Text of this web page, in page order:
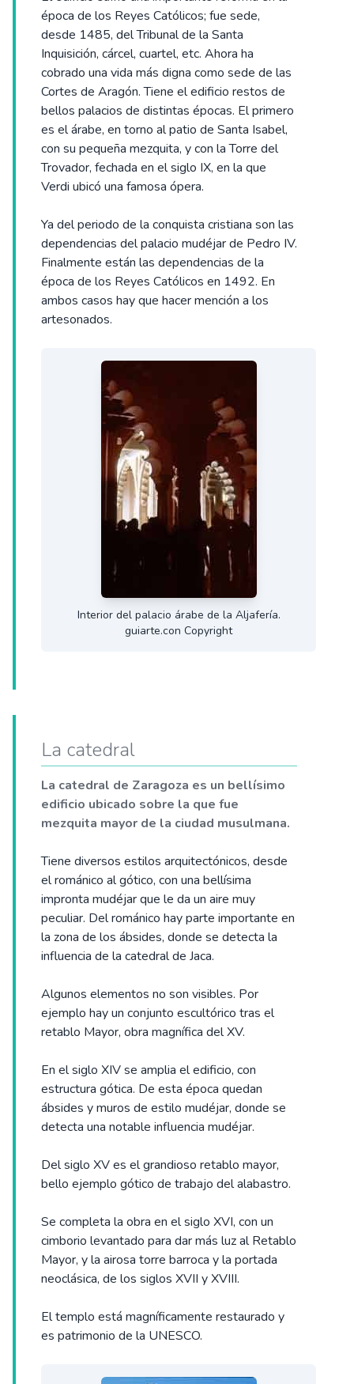
época de los Reyes Católicos; fue sede,
desde 1485, del Tribunal de la Santa
Inquisición, cárcel, cuartel, etc. Ahora ha
cobrado una vida más digna como sede de las
Cortes de Aragón. Tiene el edificio restos de
bellos palacios de distintas épocas. El primero
es el árabe, en torno al patio de Santa Isabel,
con su pequeña mezquita, y con la Torre del
Trovador, fechada en el siglo IX, en la que
Verdi ubicó una famosa ópera.
Ya del periodo de la conquista cristiana son las
dependencias del palacio mudéjar de Pedro IV.
Finalmente están las dependencias de la
época de los Reyes Católicos en 1492. En
ambos casos hay que hacer mención a los
artesonados.
Interior del palacio árabe de la Aljafería.
guiarte.con Copyright
La catedral
La catedral de Zaragoza es un bellísimo
edificio ubicado sobre la que fue
mezquita mayor de la ciudad musulmana.
Tiene diversos estilos arquitectónicos, desde
el románico al gótico, con una bellísima
impronta mudéjar que le da un aire muy
peculiar. Del románico hay parte importante en
la zona de los ábsides, donde se detecta la
influencia de la catedral de Jaca.
Algunos elementos no son visibles. Por
ejemplo hay un conjunto escultórico tras el
retablo Mayor, obra magnífica del XV.
En el siglo XIV se amplia el edificio, con
estructura gótica. De esta época quedan
ábsides y muros de estilo mudéjar, donde se
detecta una notable influencia mudéjar.
Del siglo XV es el grandioso retablo mayor,
bello ejemplo gótico de trabajo del alabastro.
Se completa la obra en el siglo XVI, con un
cimborio levantado para dar más luz al Retablo
Mayor, y la airosa torre barroca y la portada
neoclásica, de los siglos XVII y XVIII.
El templo está magníficamente restaurado y
es patrimonio de la UNESCO.